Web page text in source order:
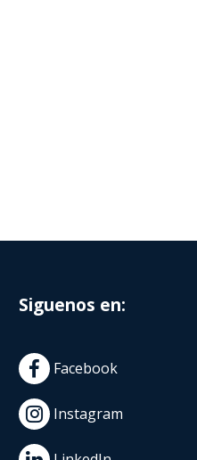
Siguenos en:
Facebook
Instagram